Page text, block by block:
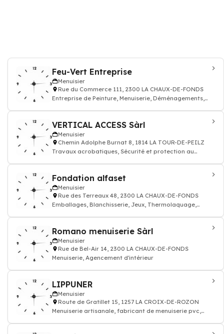
Feu-Vert Entreprise
Menuisier
Rue du Commerce 111, 2300 LA CHAUX-DE-FONDS
Entreprise de Peinture, Menuiserie, Déménagements,
VERTICAL ACCESS Sàrl
Menuisier
Chemin Adolphe Burnat 8, 1814 LA TOUR-DE-PEILZ
Travaux acrobatiques, Sécurité et protection au
Fondation alfaset
Menuisier
Rue des Terreaux 48, 2300 LA CHAUX-DE-FONDS
Emballages, Blanchisserie, Jeux, Thermolaquage,
Romano menuiserie Sàrl
Menuisier
Rue de Bel-Air 14, 2300 LA CHAUX-DE-FONDS
Menuiserie, Agencement d'intérieur
LIPPUNER
Menuisier
Route de Gratillet 15, 1257 LA CROIX-DE-ROZON
Menuiserie artisanale, fabricant de menuiserie pvc,